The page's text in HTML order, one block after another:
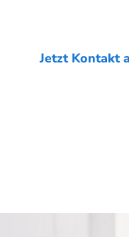
Jetzt Kontakt